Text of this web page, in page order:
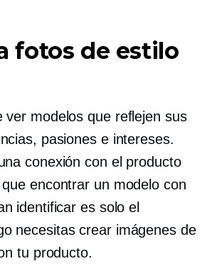
fotos de estilo
ver modelos que reflejen sus
pasiones e intereses.
conexión con el producto
encontrar un modelo con
identificar es solo el
necesitas crear imágenes de
tu producto.